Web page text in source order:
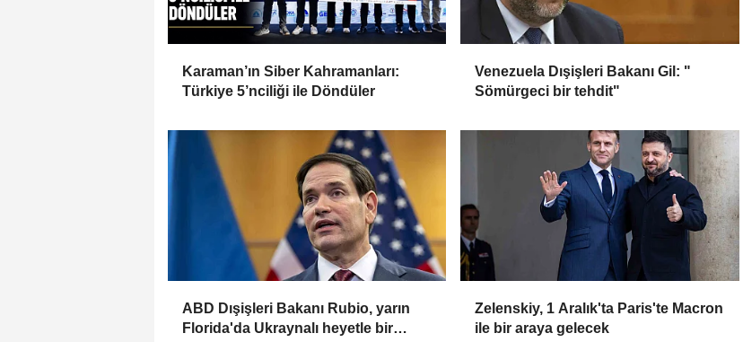
Karaman’ın Siber Kahramanları:
Türkiye 5’nciliği ile Döndüler
Venezuela Dışişleri Bakanı Gil: "
Sömürgeci bir tehdit"
ABD Dışişleri Bakanı Rubio, yarın
Florida'da Ukraynalı heyetle bir
Zelenskiy, 1 Aralık'ta Paris'te Macron
ile bir araya gelecek